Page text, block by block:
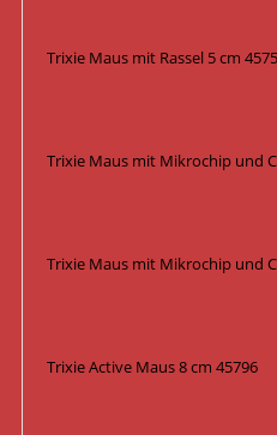
Trixie Maus mit Rassel 5 cm
Trixie Maus mit Mikrochip und
Trixie Maus mit Mikrochip und
Trixie Active Maus 8 cm 45796